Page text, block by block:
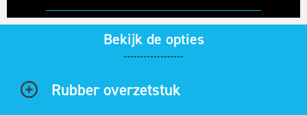
Bekijk de opties
Rubber overzetstuk